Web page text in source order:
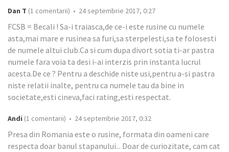
Dan T (1 comentarii) • 24 septembrie 2017, 0:27
FCSB = Becali ! Sa-i traiasca,de ce-i este rusine cu numele
asta,mai mare e rusinea sa furi,sa sterpelesti,sa te folosesti
de numele altui club.Ca si cum dupa divort sotia ti-ar pastra
numele fara voia ta desi i-ai interzis prin instanta lucrul
acesta.De ce ? Pentru a deschide niste usi,pentru a-si pastra
niste relatii inalte, pentru ca numele tau da bine in
societate,esti cineva,faci rating,esti respectat.
Andi (1 comentarii) • 24 septembrie 2017, 0:32
Presa din Romania este o rusine, formata din oameni care
respecta doar banul stapanului... Doar de curiozitate, cam cat